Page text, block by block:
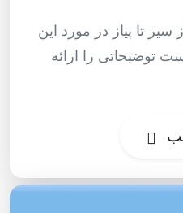
تا پیاز در مورد این
توضیحاتی را ارائه